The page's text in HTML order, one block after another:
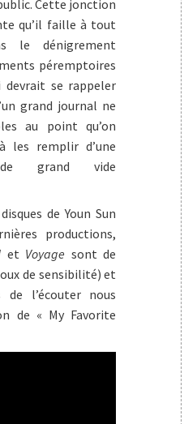
Cette jonction
qu’il faille à tout
le dénigrement
péremptoires
devrait se rappeler
grand journal ne
au point qu’on
les remplir d’une
de grand vide
de Youn Sun
productions,
et Voyage sont de
de sensibilité) et
l’écouter nous
de « My Favorite